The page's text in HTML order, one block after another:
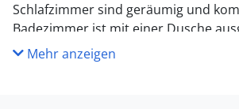
Schlafzimmer sind geräumig und
Badezimmer ist mit einer Dusche
Genieße das Leben im Freien
Mehr anzeigen